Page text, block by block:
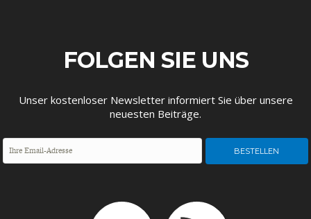
FOLGEN SIE UNS
Unser kostenloser Newsletter informiert Sie über unsere
neuesten Beiträge.